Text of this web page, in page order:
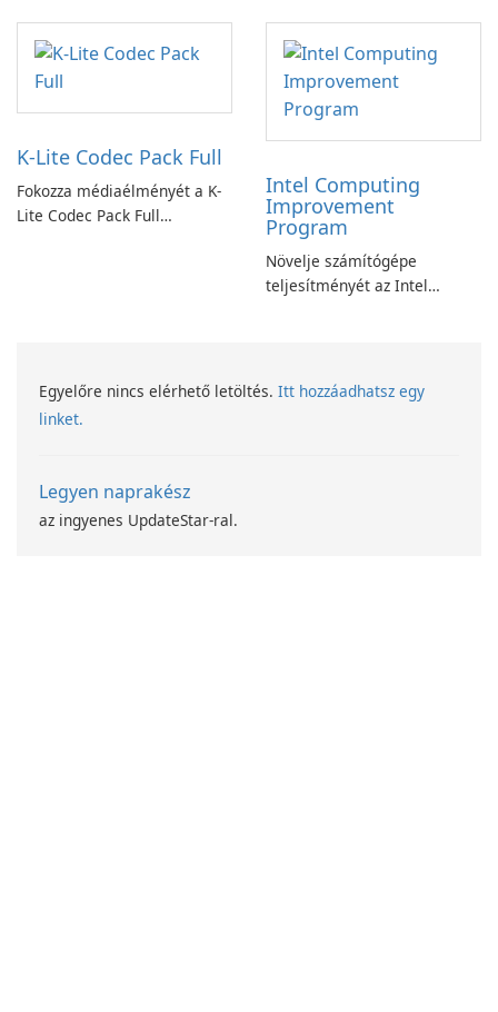
alkalmazással.
K-Lite Codec Pack Full
Fokozza médiaélményét a K-
Lite Codec Pack Full
Intel Computing
Improvement
Program
Növelje számítógépe
teljesítményét az Intel
Egyelőre nincs elérhető letöltés. Itt hozzáadhatsz egy
linket.
Legyen naprakész
az ingyenes UpdateStar-ral.